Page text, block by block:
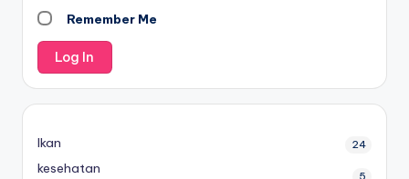
Remember Me
Ikan 24
kesehatan 5